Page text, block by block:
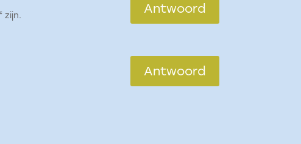
zijn.
Antwoord
Antwoord